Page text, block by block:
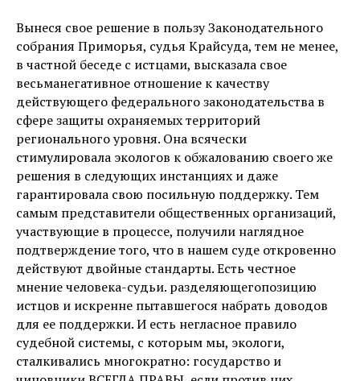
Вынеся свое решение в пользу Законодательного
собрания Приморья, судья Крайсуда, тем не менее,
в частной беседе с истцами, высказала свое
весьманегативное отношение к качеству
действующего федерального законодательства в
сфере защиты охраняемых территорий
регионального уровня. Она всячески
стимулировала экологов к обжалованию своего же
решения в следующих инстанциях и даже
гарантировала свою посильную поддержку. Тем
самым представители общественных организаций,
участвующие в процессе, получили наглядное
подтверждение того, что в нашем суде откровенно
действуют двойные стандарты. Есть честное
мнение человека-судьи. разделяющегопозицию
истцов и искренне пытавшегося набрать доводов
для ее поддержки. И есть негласное правило
судебной системы, с которым мы, экологи,
сталкивались многократно: государство и